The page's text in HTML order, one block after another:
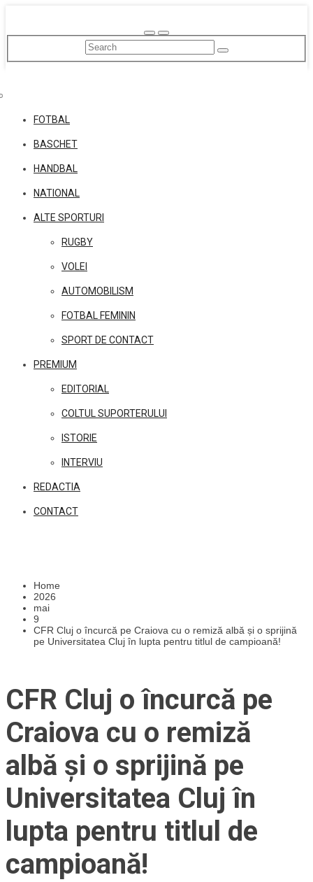
content
FOTBAL
BASCHET
HANDBAL
NATIONAL
ALTE SPORTURI
RUGBY
VOLEI
AUTOMOBILISM
FOTBAL FEMININ
SPORT DE CONTACT
PREMIUM
EDITORIAL
COLTUL SUPORTERULUI
ISTORIE
INTERVIU
REDACTIA
CONTACT
Home
2026
mai
9
CFR Cluj o încurcă pe Craiova cu o remiză albă și o sprijină
pe Universitatea Cluj în lupta pentru titlul de campioană!
CFR Cluj o încurcă pe
Craiova cu o remiză
albă și o sprijină pe
Universitatea Cluj în
lupta pentru titlul de
campioană!